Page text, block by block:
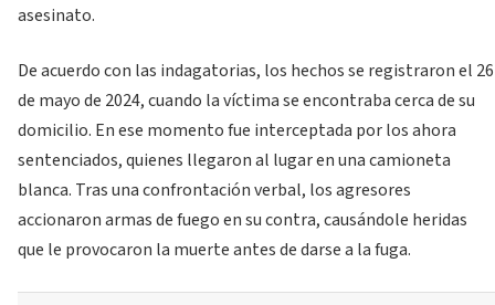
asesinato.
De acuerdo con las indagatorias, los hechos se registraron el 26
de mayo de 2024, cuando la víctima se encontraba cerca de su
domicilio. En ese momento fue interceptada por los ahora
sentenciados, quienes llegaron al lugar en una camioneta
blanca. Tras una confrontación verbal, los agresores
accionaron armas de fuego en su contra, causándole heridas
que le provocaron la muerte antes de darse a la fuga.